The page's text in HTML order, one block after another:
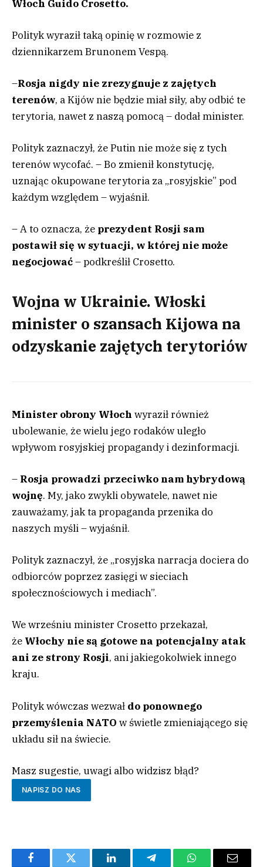
Włoch Guido Crosetto.
Polityk wyraził taką opinię w rozmowie z
dziennikarzem Brunonem Vespą.
–Rosja nigdy nie zrezygnuje z zajętych
terenów, a Kijów nie będzie miał siły, aby odbić te
terytoria, nawet z naszą pomocą – dodał minister.
Polityk zaznaczył, że Putin nie może się z tych
terenów wycofać. – Bo zmienił konstytucję,
uznając okupowane terytoria za „rosyjskie” pod
każdym względem – wyjaśnił.
– A to oznacza, że prezydent Rosji sam
postawił się w sytuacji, w której nie może
negocjować– podkreślił Crosetto.
Wojna w Ukrainie. Włoski
minister o szansach Kijowa na
odzyskanie zajętych terytoriów
Minister obrony Włoch wyraził również
ubolewanie, że wielu jego rodaków uległo
wpływom rosyjskiej propagandy i dezinformacji.
– Rosja prowadzi przeciwko nam hybrydową
wojnę. My, jako zwykli obywatele, nawet nie
zauważamy, jak ta propaganda przenika do
naszych myśli – wyjaśnił.
Polityk zaznaczył, że „rosyjska narracja dociera do
odbiorców poprzez zasięgi w sieciach
społecznościowych i mediach”.
We wrześniu minister Crosetto przekazał,
że Włochy nie są gotowe na potencjalny atak
ani ze strony Rosji, ani jakiegokolwiek innego
kraju.
Polityk wówczas wezwał do ponownego
przemyślenia NATO w świetle zmieniającego się
układu sił na świecie.
Masz sugestie, uwagi albo widzisz błąd?
NAPISZ DO NAS